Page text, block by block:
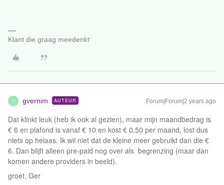
Klant die graag meedenkt
G gvernim AUTEUR Forum|Forum|2 years ago
Dat klinkt leuk (heb ik ook al gezien), maar mijn maandbedrag is
€ 6 en plafond is vanaf € 10 en kost € 0,50 per maand, lost dus
niets op helaas. Ik wil niet dat de kleine meer gebruikt dan die €
6. Dan blijft alleen pre-paid nog over als begrenzing (maar dan
komen andere providers in beeld).
groet, Ger